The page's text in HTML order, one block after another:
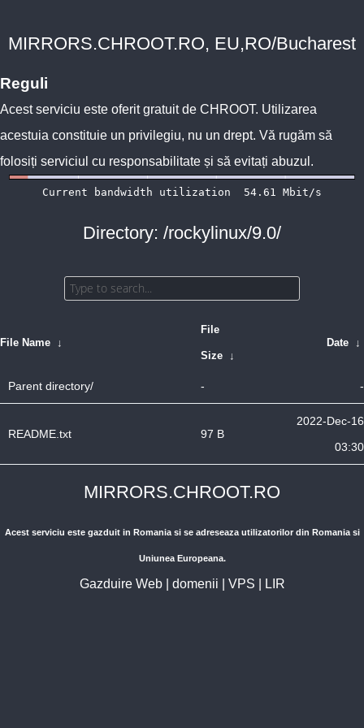
MIRRORS.CHROOT.RO, EU,RO/Bucharest
Reguli
Acest serviciu este oferit gratuit de CHROOT. Utilizarea
acestuia constituie un privilegiu, nu un drept. Vă rugăm să
folosiți serviciul cu responsabilitate și să evitați abuzul.
Directory: /rockylinux/9.0/
File Name ↓
File
Size ↓
Date ↓
Parent directory/ - -
README.txt 97 B
2022-Dec-16
03:30
MIRRORS.CHROOT.RO
Acest serviciu este gazduit in Romania si se adreseaza utilizatorilor din Romania si
Uniunea Europeana.
Gazduire Web| domenii VPS LIR